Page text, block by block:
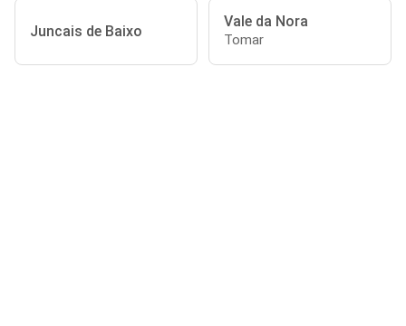
Juncais de Baixo
Vale da Nora
Tomar